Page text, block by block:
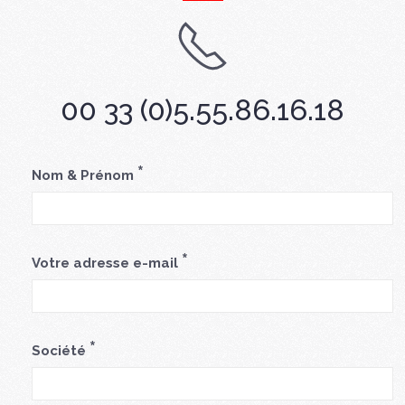
00 33 (0)5.55.86.16.18
Nom & Prénom *
Votre adresse e-mail *
Société *